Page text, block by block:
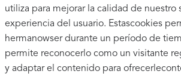
utiliza para mejorar la calidad de nuestro
experiencia del usuario. Estascookies
hermanowser durante un período de
permite reconocerlo como un visitante
y adaptar el contenido para